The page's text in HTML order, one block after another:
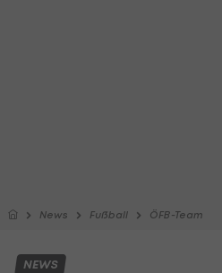
News Fußball ÖFB-Team
NEWS